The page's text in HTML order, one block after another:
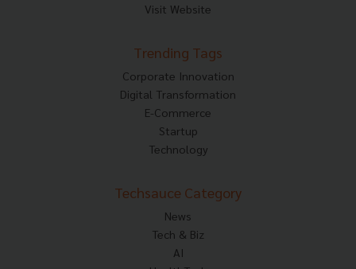
Visit Website
Trending Tags
Corporate Innovation
Digital Transformation
E-Commerce
Startup
Technology
Techsauce Category
News
Tech & Biz
AI